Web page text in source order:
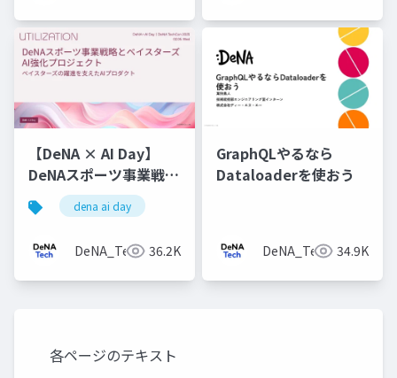
【DeNA × AI Day】
DeNAスポーツ事業戦略
とベイスターズAI強化
プロジェクト
dena ai day
DeNA_Tech 36.2K
GraphQLやるなら
Dataloaderを使おう
DeNA_Tech 34.9K
各ページのテキスト